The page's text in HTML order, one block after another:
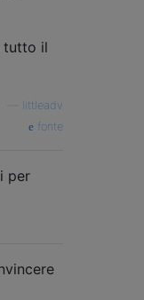
tutto il
littleadv
fonte
per